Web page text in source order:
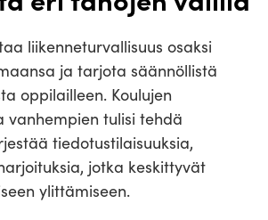
liikenneturvallisuus osaksi
ja tarjota säännöllistä
oppilailleen. Koulujen
vanhempien tulisi tehdä
tiedotustilaisuuksia,
jotka keskittyvät
ylittämiseen.